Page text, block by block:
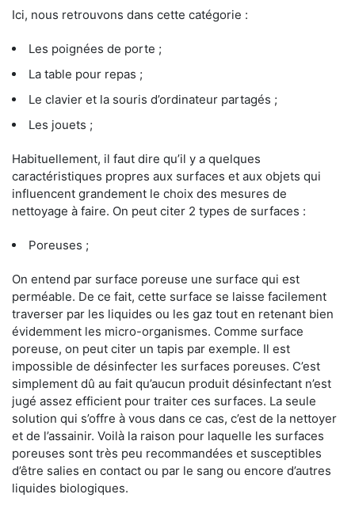
Ici, nous retrouvons dans cette catégorie :
Les poignées de porte ;
La table pour repas ;
Le clavier et la souris d’ordinateur partagés ;
Les jouets ;
Habituellement, il faut dire qu’il y a quelques
caractéristiques propres aux surfaces et aux objets qui
influencent grandement le choix des mesures de
nettoyage à faire. On peut citer 2 types de surfaces :
Poreuses ;
On entend par surface poreuse une surface qui est
perméable. De ce fait, cette surface se laisse facilement
traverser par les liquides ou les gaz tout en retenant bien
évidemment les micro-organismes. Comme surface
poreuse, on peut citer un tapis par exemple. Il est
impossible de désinfecter les surfaces poreuses. C’est
simplement dû au fait qu’aucun produit désinfectant n’est
jugé assez efficient pour traiter ces surfaces. La seule
solution qui s’offre à vous dans ce cas, c’est de la nettoyer
et de l’assainir. Voilà la raison pour laquelle les surfaces
poreuses sont très peu recommandées et susceptibles
d’être salies en contact ou par le sang ou encore d’autres
liquides biologiques.